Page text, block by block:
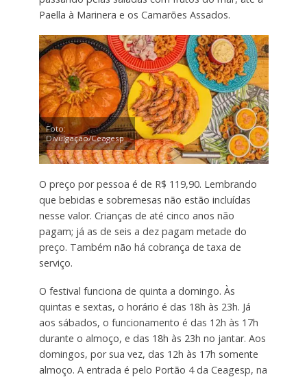
Paella à Marinera e os Camarões Assados.
Foto:
Divulgação/Ceagesp
O preço por pessoa é de R$ 119,90. Lembrando
que bebidas e sobremesas não estão incluídas
nesse valor. Crianças de até cinco anos não
pagam; já as de seis a dez pagam metade do
preço. Também não há cobrança de taxa de
serviço.
O festival funciona de quinta a domingo. Às
quintas e sextas, o horário é das 18h às 23h. Já
aos sábados, o funcionamento é das 12h às 17h
durante o almoço, e das 18h às 23h no jantar. Aos
domingos, por sua vez, das 12h às 17h somente
almoço. A entrada é pelo Portão 4 da Ceagesp, na